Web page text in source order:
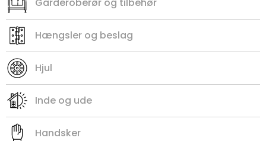
Hængsler og beslag
Hjul
Inde og ude
Handsker